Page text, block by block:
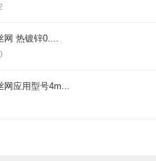
热镀锌0....
应用型号4m...